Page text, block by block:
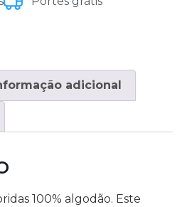
adicional
100% algodão. Este